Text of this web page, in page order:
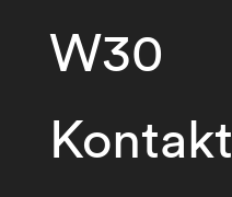
W30
Kontakt